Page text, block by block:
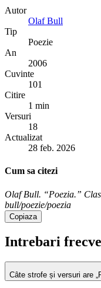
Autor
Olaf Bull
Tip
Poezie
An
2006
Cuvinte
101
Citire
1 min
Versuri
18
Actualizat
28 feb. 2026
Cum sa citezi
Olaf Bull. “Poezia.”
bull/poezie/poezia
Copiaza
Intrebari
Câte strofe și versuri are